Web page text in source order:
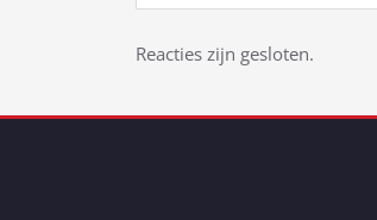
Bericht
navigatie
Reacties zijn gesloten.